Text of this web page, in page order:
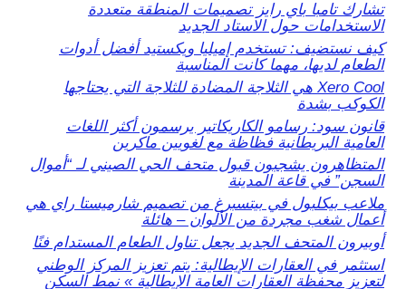
تشارك تامبا باي رايز تصميمات المنطقة متعددة
الاستخدامات حول الاستاد الجديد
كيف نستضيف: تستخدم إميليا ويكستيد أفضل أدوات
الطعام لديها، مهما كانت المناسبة
Xero Cool هي الثلاجة المضادة للثلاجة التي يحتاجها
الكوكب بشدة
قانون سود: رسامو الكاريكاتير يرسمون أكثر اللغات
العامية البريطانية فظاظة مع لغويين ماكرين
المتظاهرون يشجبون قبول متحف الحي الصيني لـ “أموال
السجن” في قاعة المدينة
ملاعب بيكلبول في بيتسبرغ من تصميم شارميستا راي هي
أعمال شغب مجردة من الألوان – هائلة
أوبيرون المتحف الجديد يجعل تناول الطعام المستدام فنًا
استثمر في العقارات الإيطالية: يتم تعزيز المركز الوطني
لتعزيز محفظة العقارات العامة الإيطالية » نمط السكن